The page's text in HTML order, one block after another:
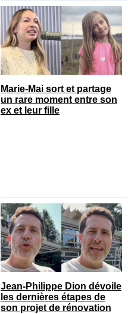
Marie-Mai sort et partage
un rare moment entre son
ex et leur fille
Jean-Philippe Dion dévoile
les dernières étapes de
son projet de rénovation